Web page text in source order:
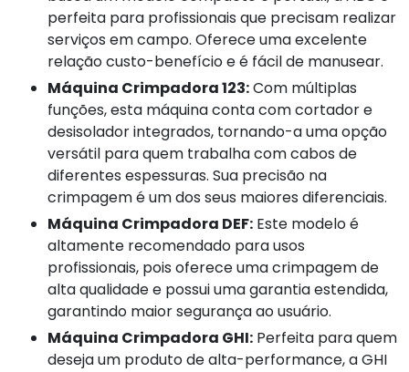
perfeita para profissionais que precisam realizar
serviços em campo. Oferece uma excelente
relação custo-benefício e é fácil de manusear.
Máquina Crimpadora 123:Com múltiplas
funções, esta máquina conta com cortador e
desisolador integrados, tornando-a uma opção
versátil para quem trabalha com cabos de
diferentes espessuras. Sua precisão na
crimpagem é um dos seus maiores diferenciais.
Máquina Crimpadora DEF: Este modelo é
altamente recomendado para usos
profissionais, pois oferece uma crimpagem de
alta qualidade e possui uma garantia estendida,
garantindo maior segurança ao usuário.
Máquina Crimpadora GHI: Perfeita para quem
deseja um produto de alta-performance, a GHI